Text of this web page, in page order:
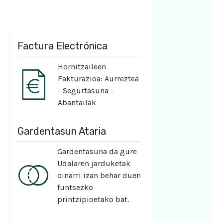
Factura Electrónica
Hornitzaileen
Fakturazioa: Aurreztea
- Segurtasuna -
Abantailak
Gardentasun Ataria
Gardentasuna da gure
Udalaren jarduketak
oinarri izan behar duen
funtsezko
printzipioetako bat.